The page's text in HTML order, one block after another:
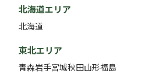
北海道エリア
北海道
東北エリア
青森岩手宮城秋田山形福島